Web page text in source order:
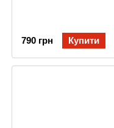
790 грн Купити